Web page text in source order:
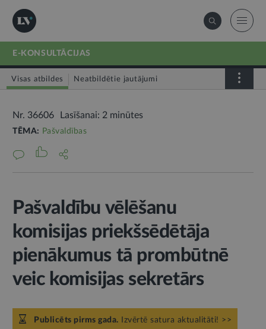
E-KONSULTĀCIJAS
Visas atbildes Neatbildētie jautājumi
Nr. 36606 Lasīšanai: 2 minūtes
TĒMA: Pašvaldības
Pašvaldību vēlēšanu
komisijas priekšsēdētāja
pienākumus tā prombūtnē
veic komisijas sekretārs
Publicēts pirms gada. Izvērtē satura aktualitāti! >>